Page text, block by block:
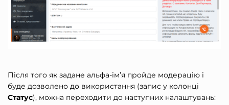
Після того як задане альфа-ім’я пройде модерацію і
буде дозволено до використання (запис у колонці
Статус), можна переходити до наступних налаштувань: